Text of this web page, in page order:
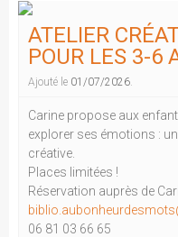
ATELIER
POUR LES 3-6
Ajouté le 01/07/2026.
Carine propose aux
explorer ses émotions :
créative.
Places limitées !
Réservation auprès de
06 81 03 66 65